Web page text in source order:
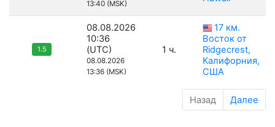
13:40 (MSK)
1.5
08.08.2026
10:36
(UTC)
08.08.2026
13:36 (MSK)
1 ч.
17 км.
Восток от
Ridgecrest,
Калифорния,
США
Назад Далее